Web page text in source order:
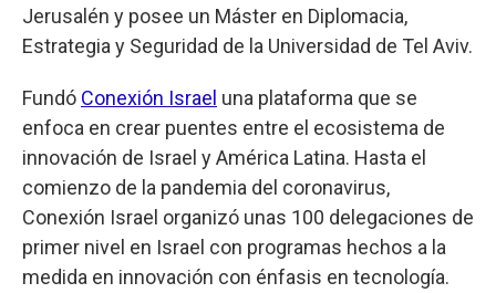
Jerusalén y posee un Máster en Diplomacia,
Estrategia y Seguridad de la Universidad de Tel Aviv.
Fundó Conexión Israel una plataforma que se
enfoca en crear puentes entre el ecosistema de
innovación de Israel y América Latina. Hasta el
comienzo de la pandemia del coronavirus,
Conexión Israel organizó unas 100 delegaciones de
primer nivel en Israel con programas hechos a la
medida en innovación con énfasis en tecnología.